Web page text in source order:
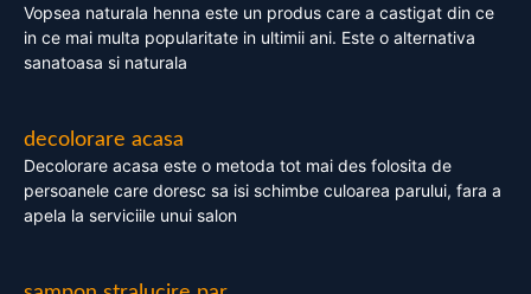
Vopsea naturala henna este un produs care a castigat din ce
in ce mai multa popularitate in ultimii ani. Este o alternativa
sanatoasa si naturala
decolorare acasa
Decolorare acasa este o metoda tot mai des folosita de
persoanele care doresc sa isi schimbe culoarea parului, fara a
apela la serviciile unui salon